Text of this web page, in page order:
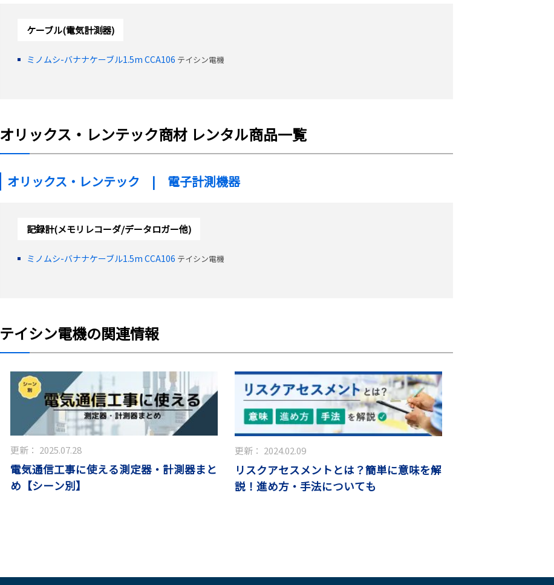
ケーブル(電気計測器)
ミノムシ-バナナケーブル1.5m CCA106 テイシン電機
オリックス・レンテック商材 レンタル商品一覧
オリックス・レンテック | 電子計測機器
記録計(メモリレコーダ/データロガー他)
ミノムシ-バナナケーブル1.5m CCA106 テイシン電機
テイシン電機の関連情報
更新： 2025.07.28
電気通信工事に使える測定器・計測器まと
め【シーン別】
更新： 2024.02.09
リスクアセスメントとは？簡単に意味を解
説！進め方・手法についても